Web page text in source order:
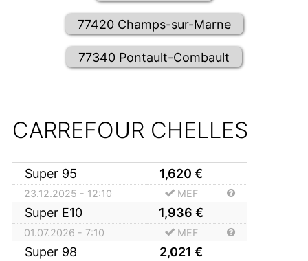
77420 Champs-sur-Marne
77340 Pontault-Combault
CARREFOUR CHELLES
Super 95 1,620 €
23.12.2025 - 12:10 MEF
Super E10 1,936 €
01.07.2026 - 7:10 MEF
Super 98 2,021 €